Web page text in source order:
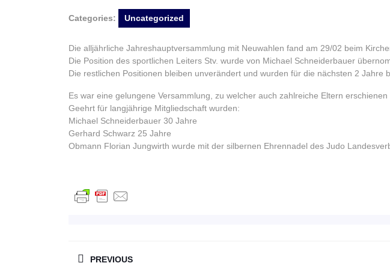
Categories: Uncategorized
Die alljährliche Jahreshauptversammlung mit Neuwahlen fand am 29/02 beim
Die Position des sportlichen Leiters Stv. wurde von Michael Schneiderbauer
Die restlichen Positionen bleiben unverändert und wurden für die nächsten 2 Jahre
Es war eine gelungene Versammlung, zu welcher auch zahlreiche Eltern erschienen
Geehrt für langjährige Mitgliedschaft wurden:
Michael Schneiderbauer 30 Jahre
Gerhard Schwarz 25 Jahre
Obmann Florian Jungwirth wurde mit der silbernen Ehrennadel des Judo
PREVIOUS